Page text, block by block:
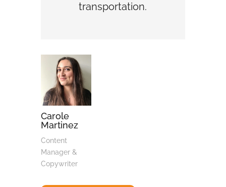
transportation.
Carole
Martinez
Content
Manager &
Copywriter